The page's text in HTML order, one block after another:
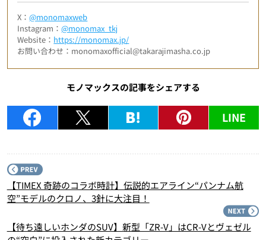
X：@monomaxweb
Instagram：@monomax_tkj
Website： https://monomax.jp/
お問い合わせ：monomaxofficial@takarajimasha.co.jp
モノマックスの記事をシェアする
LINE
【TIMEX 奇跡のコラボ時計】伝説的エアライン“パンナム航
空”モデルのクロノ、3針に大注目！
【待ち遠しいホンダのSUV】新型「ZR-V」はCR-Vとヴェゼル